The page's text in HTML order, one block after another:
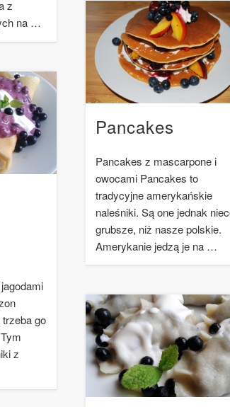
z
na …
Pancakes
Pancakes z mascarpone i
owocami Pancakes to
tradycyjne amerykańskie
naleśniki. Są one jednak
grubsze, niż nasze polskie.
Amerykanie jedzą je na …
go
z